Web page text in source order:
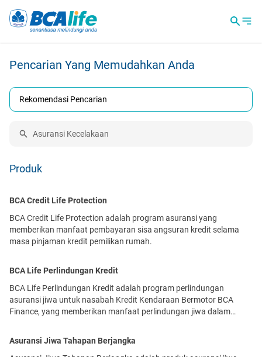
Pencarian Yang Memudahkan Anda
Rekomendasi Pencarian
Produk
BCA Credit Life Protection
BCA Credit Life Protection adalah program asuransi yang
memberikan manfaat pembayaran sisa angsuran kredit selama
masa pinjaman kredit pemilikan rumah.
BCA Life Perlindungan Kredit
BCA Life Perlindungan Kredit adalah program perlindungan
asuransi jiwa untuk nasabah Kredit Kendaraan Bermotor BCA
Finance, yang memberikan manfaat perlindungan jiwa dalam
Asuransi Jiwa Tahapan Berjangka